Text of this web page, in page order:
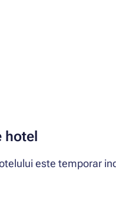
hotel
este temporar